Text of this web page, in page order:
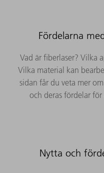
Fördelarna
Vad är fiberlaser? Vilka
Vilka material kan
sidan får du veta mer
och deras fördelar
Nytta och